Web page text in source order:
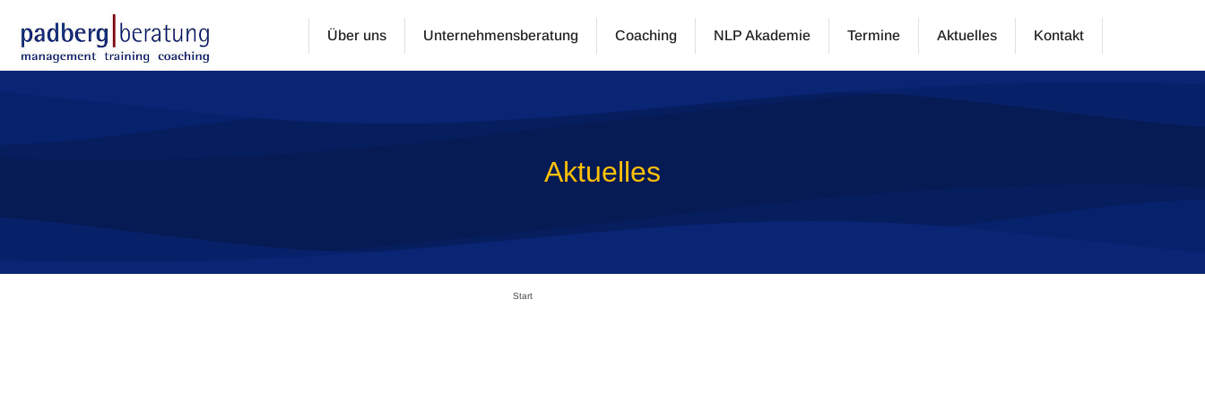
Über uns Unternehmensberatung Coaching NLP Akademie Termine Aktuelles Kontakt
Aktuelles
Start